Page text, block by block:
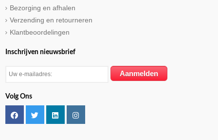
Bezorging en afhalen
Verzending en retourneren
Klantbeoordelingen
Inschrijven nieuwsbrief
Volg Ons